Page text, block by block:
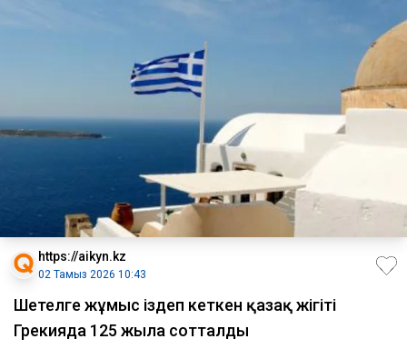
https://aikyn.kz
02 Тамыз 2026 10:43
Шетелге жұмыс іздеп кеткен қазақ жігіті
Грекияда 125 жылға сотталды